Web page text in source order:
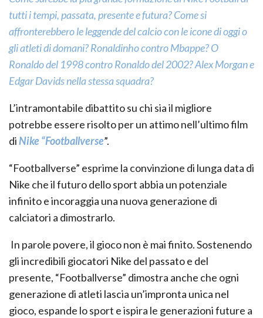
tutti i tempi, passata, presente e futura? Come si
affronterebbero le leggende del calcio con le icone di oggi o
gli atleti di domani? Ronaldinho contro Mbappe? O
Ronaldo del 1998 contro Ronaldo del 2002? Alex Morgan e
Edgar Davids nella stessa squadra?
L’intramontabile dibattito su chi sia il migliore
potrebbe essere risolto per un attimo nell’ultimo film
diNike “Footballverse”.
“Footballverse” esprime la convinzione di lunga data di
Nike che il futuro dello sport abbia un potenziale
infinito e incoraggia una nuova generazione di
calciatori a dimostrarlo.
In parole povere, il gioco non è mai finito. Sostenendo
gli incredibili giocatori Nike del passato e del
presente, “Footballverse” dimostra anche che ogni
generazione di atleti lascia un’impronta unica nel
gioco, espande lo sport e ispira le generazioni future a